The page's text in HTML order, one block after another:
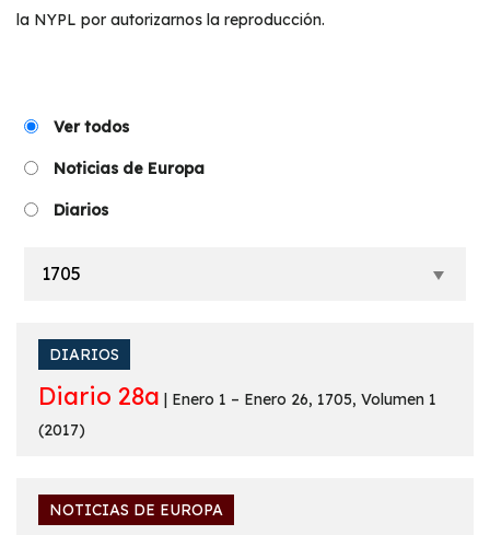
la NYPL por autorizarnos la reproducción.
Ver todos
Noticias de Europa
Diarios
DIARIOS
Diario 28a | Enero 1 – Enero 26, 1705, Volumen 1
(2017)
NOTICIAS DE EUROPA